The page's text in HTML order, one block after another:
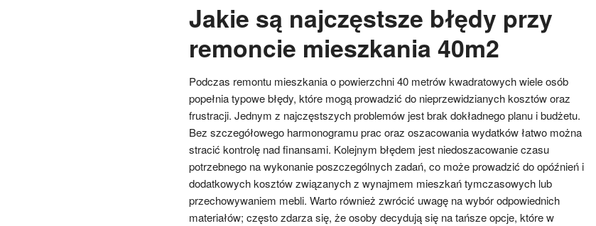
Jakie są najczęstsze błędy przy
remoncie mieszkania 40m2
Podczas remontu mieszkania o powierzchni 40 metrów kwadratowych wiele osób
popełnia typowe błędy, które mogą prowadzić do nieprzewidzianych kosztów oraz
frustracji. Jednym z najczęstszych problemów jest brak dokładnego planu i budżetu.
Bez szczegółowego harmonogramu prac oraz oszacowania wydatków łatwo można
stracić kontrolę nad finansami. Kolejnym błędem jest niedoszacowanie czasu
potrzebnego na wykonanie poszczególnych zadań, co może prowadzić do opóźnień i
dodatkowych kosztów związanych z wynajmem mieszkań tymczasowych lub
przechowywaniem mebli. Warto również zwrócić uwagę na wybór odpowiednich
materiałów; często zdarza się, że osoby decydują się na tańsze opcje, które w